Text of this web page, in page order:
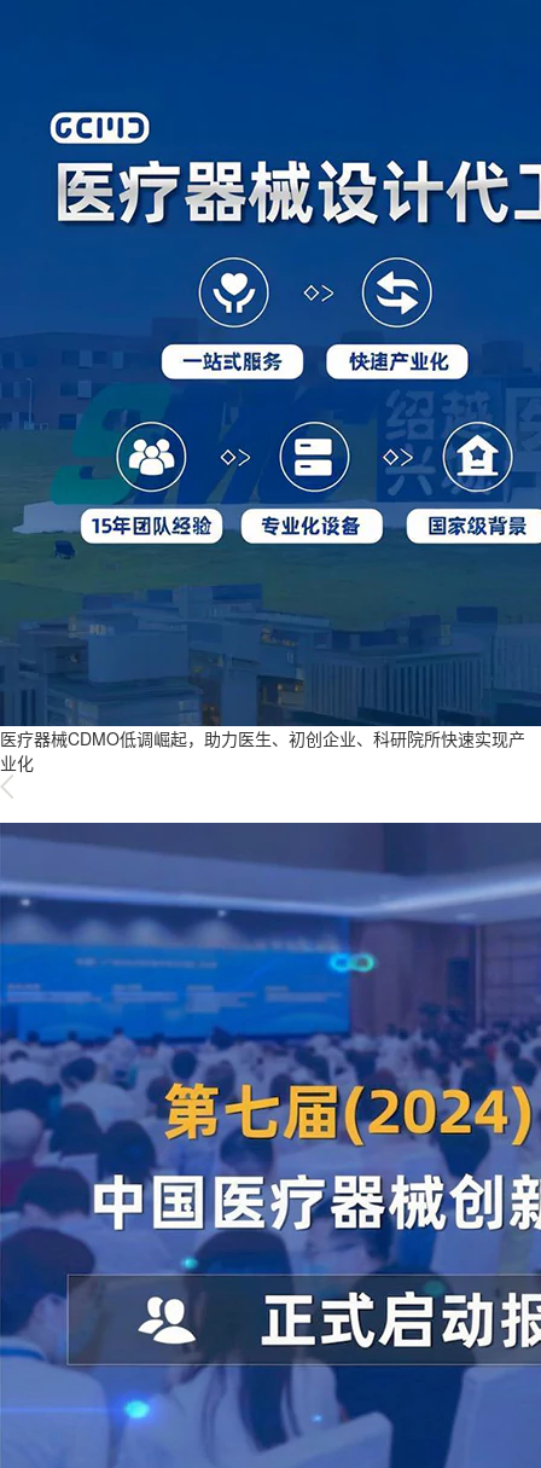
医疗器械CDMO低调崛起，助力医生、初创企业、科研院所快速实现产
业化